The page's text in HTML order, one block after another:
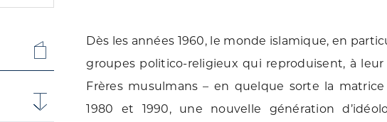
Dès les années 1960, le monde islamique, en
groupes politico-religieux qui reproduisent, à
Frères musulmans – en quelque sorte la
1980 et 1990, une nouvelle génération